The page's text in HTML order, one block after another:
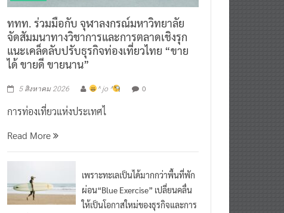
ททท. ร่วมมือกับ จุฬาลงกรณ์มหาวิทยาลัย
จัดสัมมนาทางวิชาการและการตลาดเชิงรุก
แนะเคล็ดลับปรับธุรกิจท่องเที่ยวไทย “ขาย
ได้ ขายดี ขายนาน”
5 สิงหาคม 2026 ^ jo ^ 0
การท่องเที่ยวแห่งประเทศไ
Read More
เพราะทะเลเป็นได้มากกว่าพื้นที่พัก
ผ่อน“Blue Exercise” เปลี่ยนคลื่น
ให้เป็นโอกาสใหม่ของธุรกิจและการ